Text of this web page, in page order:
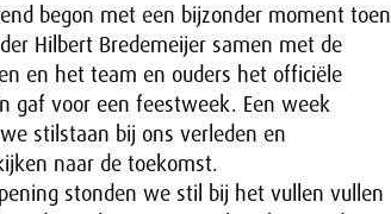
begon met een bijzonder moment toen
Hilbert Bredemeijer samen met de
en het team en ouders het officiële
gaf voor een feestweek. Een week
stilstaan bij ons verleden en
naar de toekomst.
stonden we stil bij het vullen vullen